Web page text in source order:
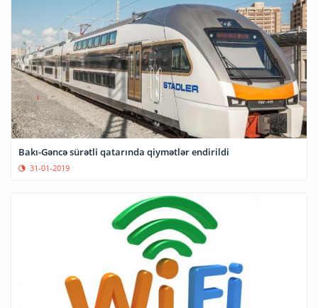
Bakı-Gəncə sürətli qatarında qiymətlər endirildi
31-01-2019